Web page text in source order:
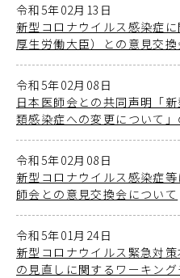
令和5年02月13日
新型コロナウイルス感染症
厚生労働大臣）との意見交
令和5年02月08日
日本医師会との共同声明「
類感染症への変更について
令和5年02月08日
新型コロナウイルス感染症
師会との意見交換会について
令和5年01月24日
新型コロナウイルス緊急対
の見直しに関するワーキン